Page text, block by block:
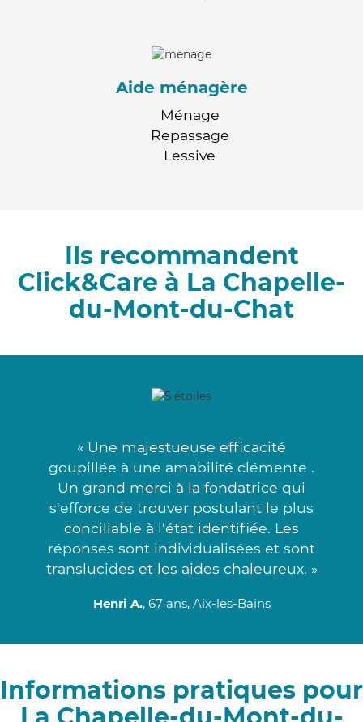
Aide ménagère
Ménage
Repassage
Lessive
Ils recommandent
Click&Care à La Chapelle-
du-Mont-du-Chat
« Une majestueuse efficacité
goupillée à une amabilité clémente .
Un grand merci à la fondatrice qui
s'efforce de trouver postulant le plus
conciliable à l'état identifiée. Les
réponses sont individualisées et sont
translucides et les aides chaleureux. »
Henri A., 67 ans, Aix-les-Bains
Informations pratiques pour